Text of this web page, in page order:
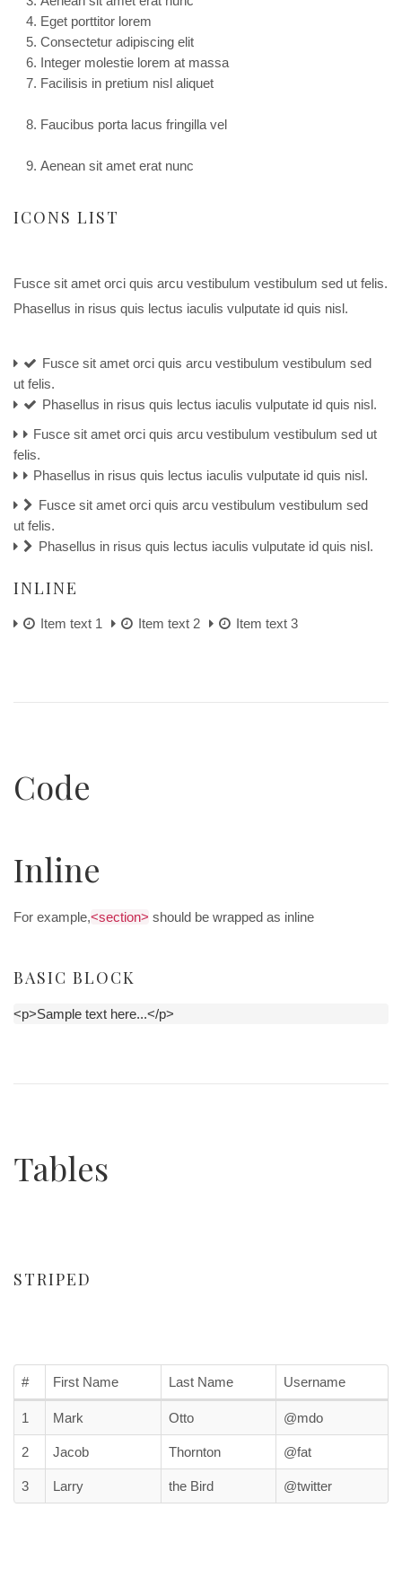
Eget porttitor lorem
Consectetur adipiscing elit
Integer molestie lorem at massa
Facilisis in pretium nisl aliquet
Faucibus porta lacus fringilla vel
Aenean sit amet erat nunc
ICONS LIST
Fusce sit amet orci quis arcu vestibulum vestibulum sed ut felis.
Phasellus in risus quis lectus iaculis vulputate id quis nisl.
Fusce sit amet orci quis arcu vestibulum vestibulum sed
ut felis.
Phasellus in risus quis lectus iaculis vulputate id quis nisl.
Fusce sit amet orci quis arcu vestibulum vestibulum sed ut
felis.
Phasellus in risus quis lectus iaculis vulputate id quis nisl.
Fusce sit amet orci quis arcu vestibulum vestibulum sed
ut felis.
Phasellus in risus quis lectus iaculis vulputate id quis nisl.
INLINE
Item text 1 Item text 2 Item text 3
Code
Inline
For example,<section> should be wrapped as inline
BASIC BLOCK
<p>Sample text here...</p>
Tables
STRIPED
# First Name Last Name Username
1 Mark Otto @mdo
2 Jacob Thornton @fat
3 Larry the Bird @twitter